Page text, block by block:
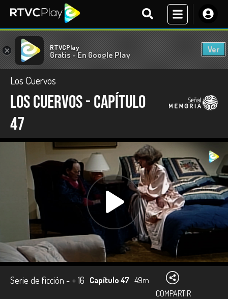
× RTVCPlay
Gratis - En Google Play
Ver
Los Cuervos
Los Cuervos - Capítulo
47
Serie de ficción - + 16 Capítulo 47 49m
COMPARTIR